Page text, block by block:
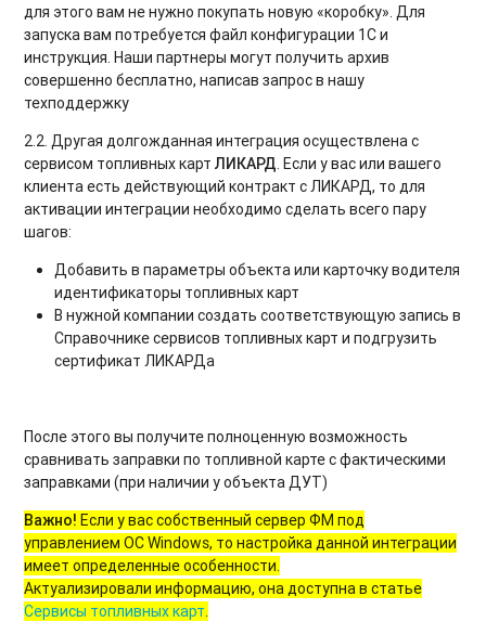
для этого вам не нужно покупать новую «коробку». Для
запуска вам потребуется файл конфигурации 1С и
инструкция. Наши партнеры могут получить архив
совершенно бесплатно, написав запрос в нашу
техподдержку
2.2. Другая долгожданная интеграция осуществлена с
сервисом топливных картЛИКАРД. Если у вас или вашего
клиента есть действующий контракт с ЛИКАРД, то для
активации интеграции необходимо сделать всего пару
шагов:
Добавить в параметры объекта или карточку водителя
идентификаторы топливных карт
В нужной компании создать соответствующую запись в
Справочнике сервисов топливных карт и подгрузить
сертификат ЛИКАРДа
После этого вы получите полноценную возможность
сравнивать заправки по топливной карте с фактическими
заправками (при наличии у объекта ДУТ)
Важно! Если у вас собственный сервер ФМ под
управлением ОС Windows, то настройка данной интеграции
имеет определенные особенности.
Актуализировали информацию, она доступна в статье
Сервисы топливных карт.